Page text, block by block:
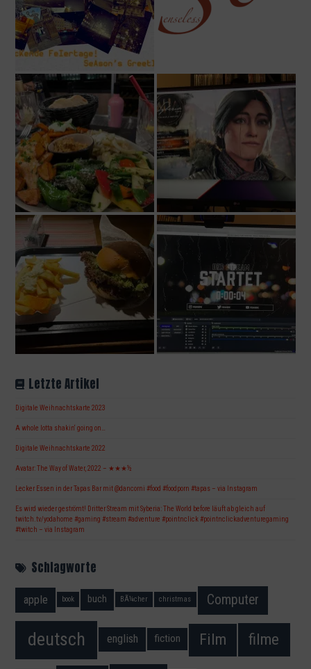
Letzte Artikel
Digitale Weihnachtskarte 2023
A whole lotta shakin‘ going on…
Digitale Weihnachtskarte 2022
Avatar: The Way of Water, 2022 – ★★★½
Lecker Essen in der Tapas Bar mit @dancorni #food #foodporn #tapas – via Instagram
Es wird wieder geströmt! Dritter Stream mit Syberia: The World before läuft ab gleich auf
twitch.tv/yodahome #gaming #stream #adventure #pointnclick #pointnclickadventuregaming
#twitch – via Instagram
Schlagworte
apple book buch BÃ¼cher christmas Computer
deutsch english fiction Film filme